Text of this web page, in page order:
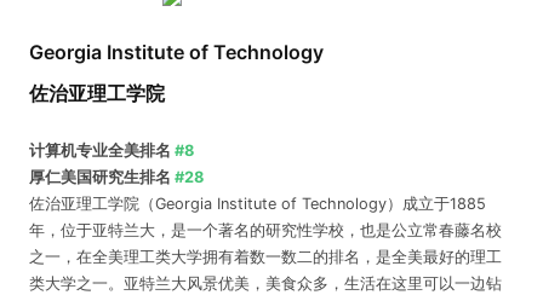
Georgia Institute of Technology
佐治亚理工学院
计算机专业全美排名 #8
厚仁美国研究生排名 #28
佐治亚理工学院（Georgia Institute of Technology）成立于1885
年，位于亚特兰大，是一个著名的研究性学校，也是公立常春藤名校
之一，在全美理工类大学拥有着数一数二的排名，是全美最好的理工
类大学之一。亚特兰大风景优美，美食众多，生活在这里可以一边钻